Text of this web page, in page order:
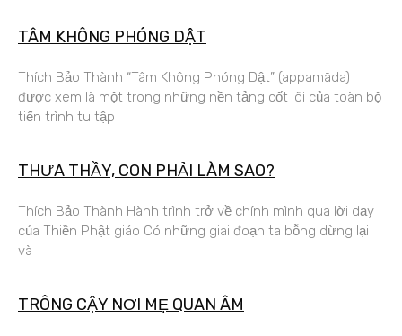
TÂM KHÔNG PHÓNG DẬT
Thích Bảo Thành “Tâm Không Phóng Dật” (appamāda)
được xem là một trong những nền tảng cốt lõi của toàn bộ
tiến trình tu tập
THƯA THẦY, CON PHẢI LÀM SAO?
Thích Bảo Thành Hành trình trở về chính mình qua lời dạy
của Thiền Phật giáo Có những giai đoạn ta bỗng dừng lại
và
TRÔNG CẬY NƠI MẸ QUAN ÂM